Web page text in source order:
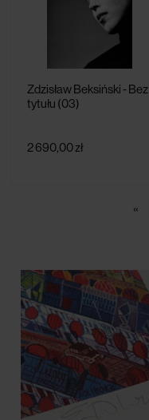
Zdzisław Beksiński - Bez
tytułu (03)
2 690,00 zł
«